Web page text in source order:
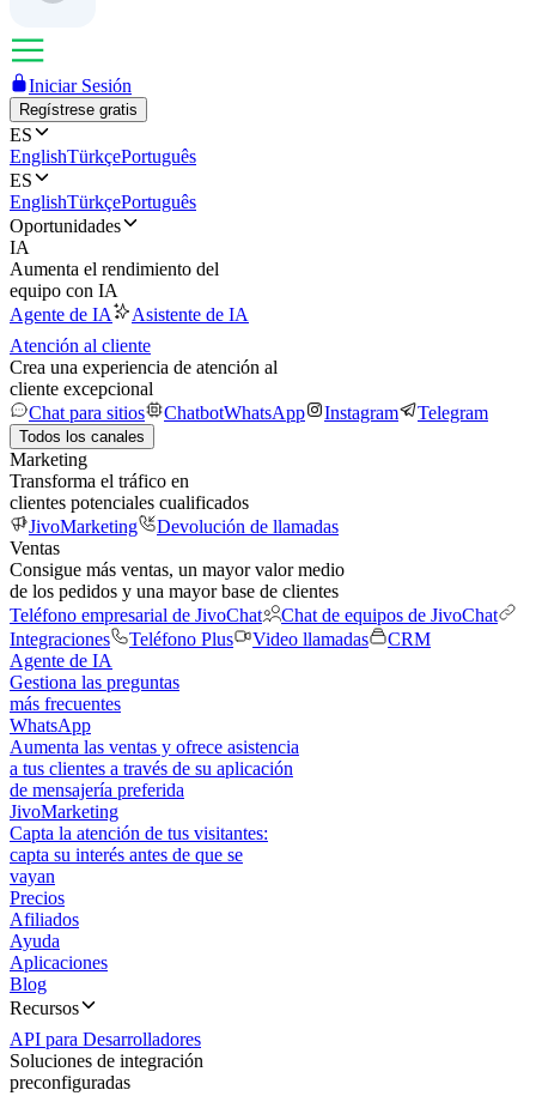
Iniciar Sesión
Regístrese gratis
ES
EnglishTürkçePortuguês
ES
EnglishTürkçePortuguês
Oportunidades
IA
Aumenta el rendimiento del
equipo con IA
Agente de IA
Asistente de IA
Atención al cliente
Crea una experiencia de atención al
cliente excepcional
Chat para sitios
ChatbotWhatsApp Instagram Telegram
Todos los canales
Marketing
Transforma el tráfico en
clientes potenciales cualificados
JivoMarketing
Devolución de llamadas
Ventas
Consigue más ventas, un mayor valor medio
de los pedidos y una mayor base de clientes
Teléfono empresarial de JivoChat
Chat de equipos de JivoChat
Integraciones
Teléfono Plus Video llamadas
CRM
Agente de IA
Gestiona las preguntas
más frecuentes
WhatsApp
Aumenta las ventas y ofrece asistencia
a tus clientes a través de su aplicación
de mensajería preferida
JivoMarketing
Capta la atención de tus visitantes:
capta su interés antes de que se
vayan
Precios
Afiliados
Ayuda
Aplicaciones
Blog
Recursos
API para Desarrolladores
Soluciones de integración
preconfiguradas